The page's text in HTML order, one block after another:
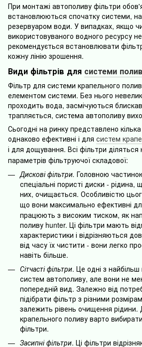
При монтажі автополиву фільтри
встановлюються спочатку системи, на
резервуаром води. У випадках, якщо
використовуваного водного ресурсу
рекомендується встановлювати
кожну лінію зрошення.
Види фільтрів для системи
Фільтр для системи крапельного
елементом системи. Без нього
проходить вода, засмічуються
трапляється, система автополиву
Сьогодні на ринку представлено кілька
однаково ефективні і для систем
і для дощування. Всі фільтри діляться
параметрів фільтруючої складової:
Дискові фільтри. Головною
спеціальні пористі диски - рідина,
них, очищається. Особливістю
що вони максимально ефективні
працюють з високим тиском, як
поливу hunter. Ці фільтри мають
характеристики і відрізняються
від часу їх чистити - вони легко
навіть більше.
Сітчасті фільтри. Це одні з
систем автополиву, але вони не
попередній вид. Залежно від
підібрати фільтр з різними
залежить рівень очищення
крапельного поливу варто
фільтри.
Засипні фільтри. Ці фільтри